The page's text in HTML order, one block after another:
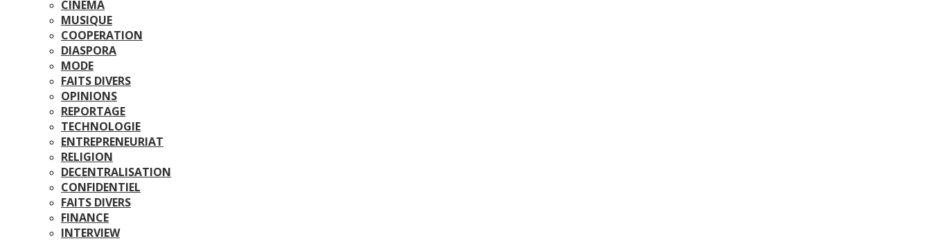
CINEMA
MUSIQUE
COOPERATION
DIASPORA
MODE
FAITS DIVERS
OPINIONS
REPORTAGE
TECHNOLOGIE
ENTREPRENEURIAT
RELIGION
DECENTRALISATION
CONFIDENTIEL
FAITS DIVERS
FINANCE
INTERVIEW